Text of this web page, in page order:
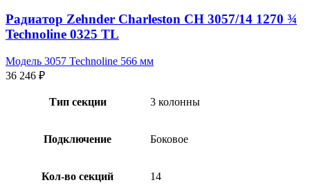
Радиатор Zehnder Charleston CH 3057/14 1270 ¾
Technoline 0325 TL
Модель 3057 Technoline 566 мм
36 246 ₽
Тип секции 3 колонны
Подключение Боковое
Кол-во секций 14